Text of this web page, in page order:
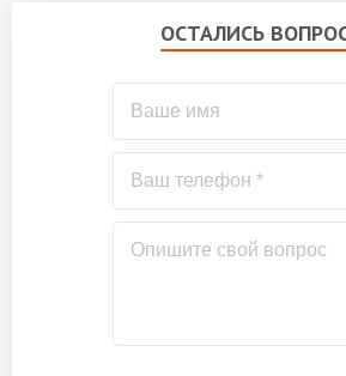
ОСТАЛИСЬ